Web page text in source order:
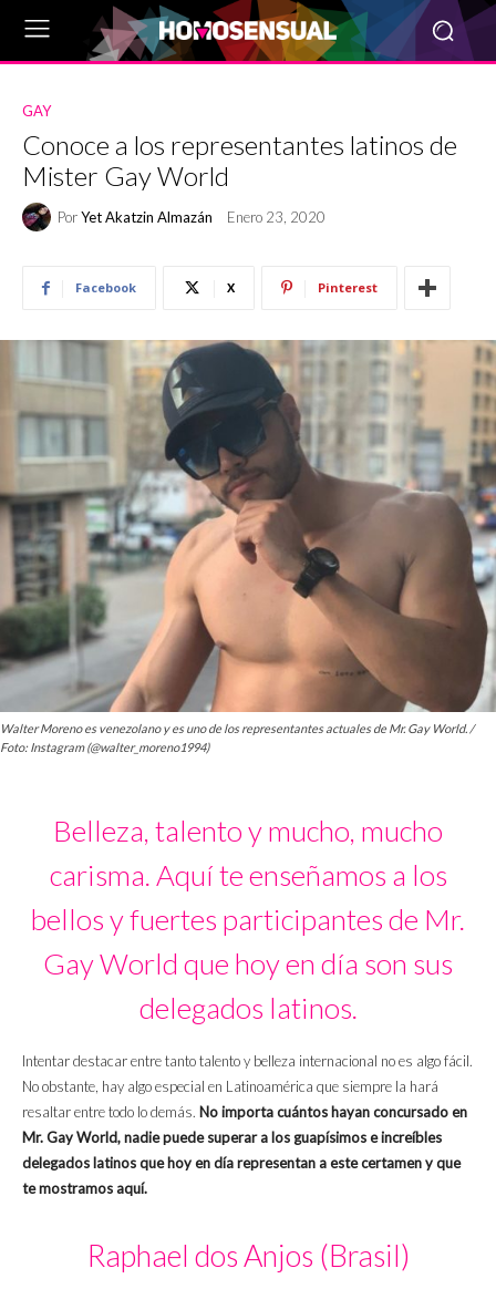
GAY
Conoce a los representantes latinos de
Mister Gay World
PorYet Akatzin Almazán Enero 23, 2020
Facebook X Pinterest
Walter Moreno es venezolano y es uno de los representantes actuales de Mr. Gay World. /
Foto: Instagram (@walter_moreno1994)
Belleza, talento y mucho, mucho
carisma. Aquí te enseñamos a los
bellos y fuertes participantes de Mr.
Gay World que hoy en día son sus
delegados latinos.
Intentar destacar entre tanto talento y belleza internacional no es algo fácil.
No obstante, hay algo especial en Latinoamérica que siempre la hará
resaltar entre todo lo demás. No importa cuántos hayan concursado en
Mr. Gay World, nadie puede superar a los guapísimos e increíbles
delegados latinos que hoy en día representan a este certamen y que
te mostramos aquí.
Raphael dos Anjos (Brasil)